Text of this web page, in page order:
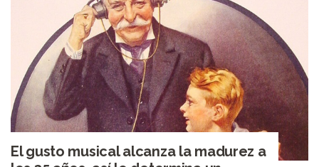
El gusto musical alcanza la madurez a